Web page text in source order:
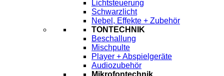
Lichtsteuerung
Schwarzlicht
Nebel, Effekte + Zubehör
TONTECHNIK
Beschallung
Mischpulte
Player + Abspielgeräte
Audiozubehör
Mikrofontechnik